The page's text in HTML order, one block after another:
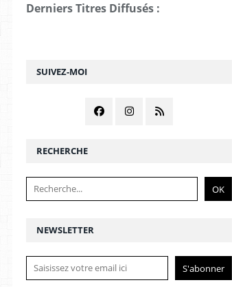
NEWSLETTER
SUIVEZ-MOI
RECHERCHE
Derniers Titres Diffusés :